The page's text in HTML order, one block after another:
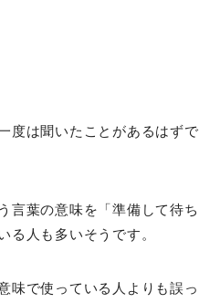
度は聞いたことがあるはずで
言葉の意味を「準備して待ち
る人も多いそうです。
味で使っている人よりも誤っ